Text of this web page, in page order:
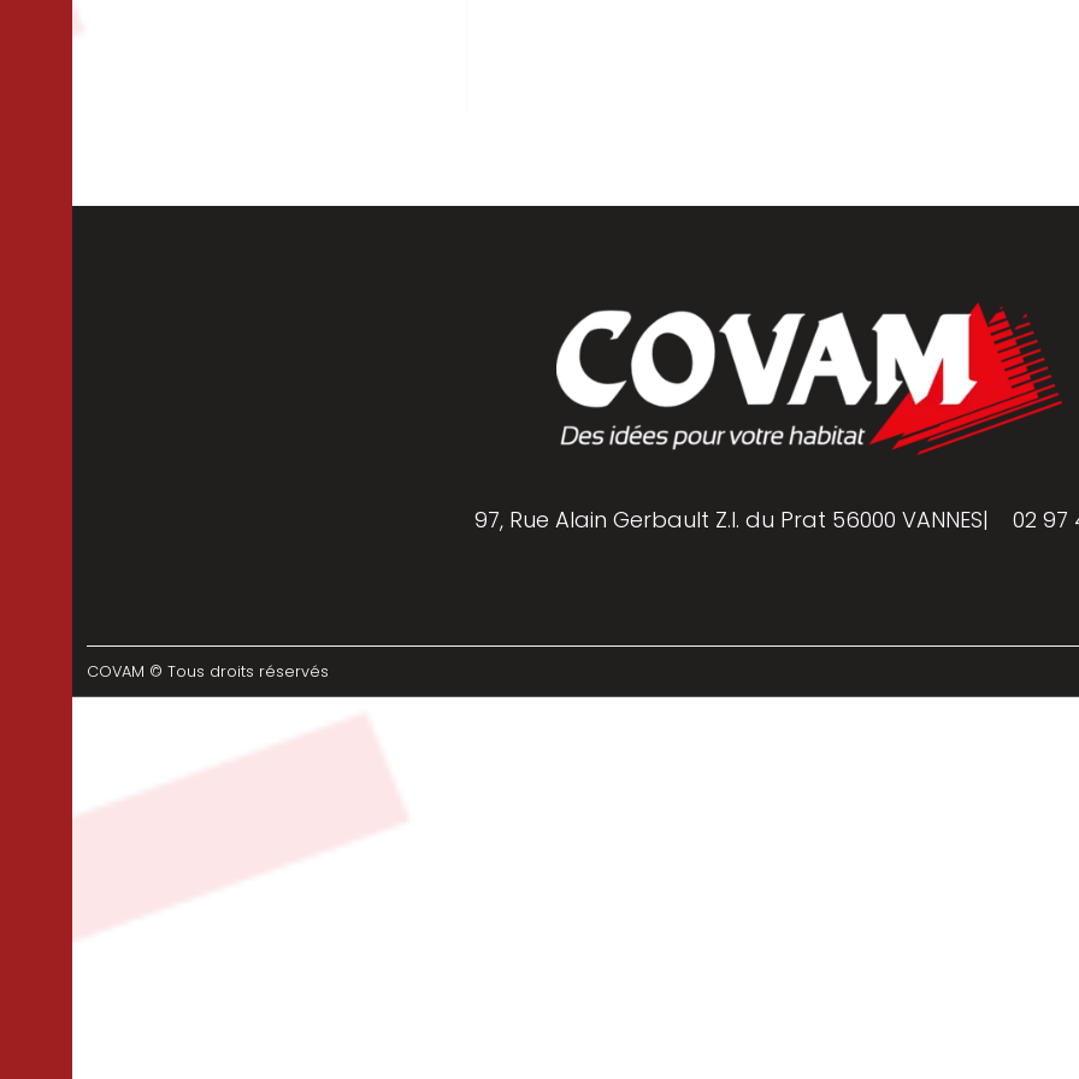
97, Rue Alain Gerbault Z.I. du Prat 56000 VANNES| 02 97
COVAM © Tous droits réservés